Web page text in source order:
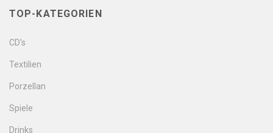
TOP-KATEGORIEN
CD's
Textilien
Porzellan
Spiele
Drinks